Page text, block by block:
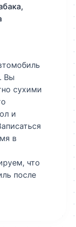
Вы
сухими
и
в
что
после